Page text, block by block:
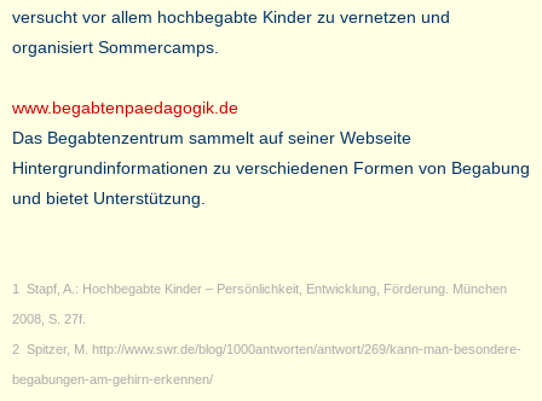
versucht vor allem hochbegabte Kinder zu vernetzen und
organisiert Sommercamps.
www.begabtenpaedagogik.de
Das Begabtenzentrum sammelt auf seiner Webseite
Hintergrundinformationen zu verschiedenen Formen von Begabung
und bietet Unterstützung.
1 Stapf, A.: Hochbegabte Kinder – Persönlichkeit, Entwicklung, Förderung. München
2008, S. 27f.
2 Spitzer, M. http://www.swr.de/blog/1000antworten/antwort/269/kann-man-besondere-
begabungen-am-gehirn-erkennen/